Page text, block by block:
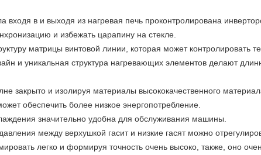
входя в и выходя из нагревая печь проконтролирована
и избежать царапину на стекле.
матрицы винтовой линии, которая может контролировать
и уникальная структура нагревающих элементов делают
закрыто и изолируя материалы высококачественного
обеспечить более низкое энергопотребление.
значительно удобна для обслуживания машины.
между верхушкой гасит и низкие гасят можно
легко и формируя точность очень высоко, также, оно